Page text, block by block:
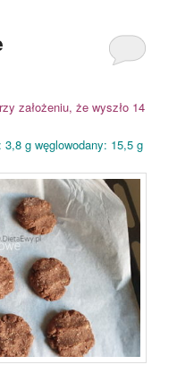
założeniu, że wyszło 14
3,8 g węglowodany: 15,5 g